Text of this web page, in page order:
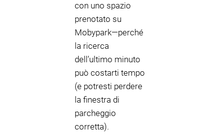
con uno spazio
prenotato su
Mobypark—perché
la ricerca
dell’ultimo minuto
può costarti tempo
(e potresti perdere
la finestra di
parcheggio
corretta).